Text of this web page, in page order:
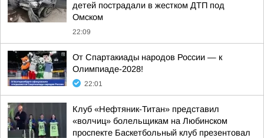
детей пострадали в жестком ДТП под
Омском
22:09
От Спартакиады народов России — к
Олимпиаде-2028!
22:01
Клуб «Нефтяник-Титан» представил
«волчиц» болельщикам на Любинском
проспекте Баскетбольный клуб презентовал